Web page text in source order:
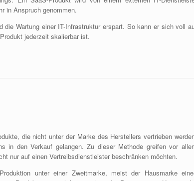
in Anspruch genommen.
Wartung einer IT-Infrastruktur erspart. So kann er sich voll
jederzeit skalierbar ist.
die nicht unter der Marke des Herstellers vertrieben
in den Verkauf gelangen. Zu dieser Methode greifen vor
nur auf einen Vertreibsdienstleister beschränken möchten.
unter einer Zweitmarke, meist der Hausmarke